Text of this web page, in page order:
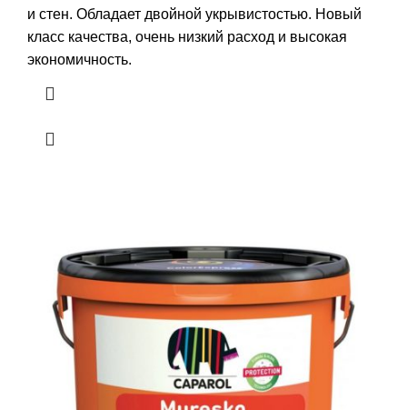
и стен. Обладает двойной укрывистостью. Новый
класс качества, очень низкий расход и высокая
экономичность.